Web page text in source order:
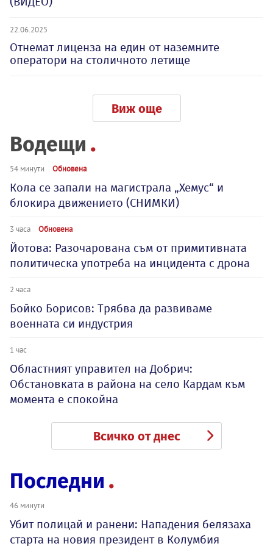
22.06.2025
Отнемат лиценза на един от наземните
оператори на столичното летище
Виж още
Водещи
54 минути Обновена
Кола се запали на магистрала „Хемус“ и
блокира движението (СНИМКИ)
3 часа Обновена
Йотова: Разочарована съм от примитивната
политическа употреба на инцидента с дрона
2 часа
Бойко Борисов: Трябва да развиваме
военната си индустрия
1 час
Oбластният управител на Добрич:
Обстановката в района на село Кардам към
момента е спокойна
Всичко от днес
Последни
46 минути
Убит полицай и ранени: Нападения белязаха
старта на новия президент в Колумбия